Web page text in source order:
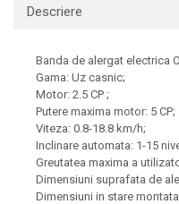
Descriere
Banda de alergat electrica
Gama: Uz casnic;
Motor: 2.5 CP ;
Putere maxima motor: 5 CP;
Viteza: 0.8-18.8 km/h;
Inclinare automata: 1-15
Greutatea maxima a
Dimensiuni suprafata de
Dimensiuni in stare